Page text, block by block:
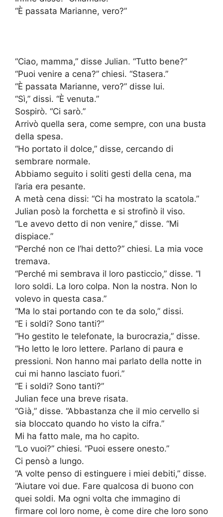
“È passata Marianne, vero?”
“Ciao, mamma,” disse Julian. “Tutto bene?”
“Puoi venire a cena?” chiesi. “Stasera.”
“È passata Marianne, vero?” disse lui.
“Sì,” dissi. “È venuta.”
Sospirò. “Ci sarò.”
Arrivò quella sera, come sempre, con una busta
della spesa.
“Ho portato il dolce,” disse, cercando di
sembrare normale.
Abbiamo seguito i soliti gesti della cena, ma
l’aria era pesante.
A metà cena dissi: “Ci ha mostrato la scatola.”
Julian posò la forchetta e si strofinò il viso.
“Le avevo detto di non venire,” disse. “Mi
dispiace.”
“Perché non ce l’hai detto?” chiesi. La mia voce
tremava.
“Perché mi sembrava il loro pasticcio,” disse. “I
loro soldi. La loro colpa. Non la nostra. Non lo
volevo in questa casa.”
“Ma lo stai portando con te da solo,” dissi.
“E i soldi? Sono tanti?”
“Ho gestito le telefonate, la burocrazia,” disse.
“Ho letto le loro lettere. Parlano di paura e
pressioni. Non hanno mai parlato della notte in
cui mi hanno lasciato fuori.”
“E i soldi? Sono tanti?”
Julian fece una breve risata.
“Già,” disse. “Abbastanza che il mio cervello si
sia bloccato quando ho visto la cifra.”
Mi ha fatto male, ma ho capito.
“Lo vuoi?” chiesi. “Puoi essere onesto.”
Ci pensò a lungo.
“A volte penso di estinguere i miei debiti,” disse.
“Aiutare voi due. Fare qualcosa di buono con
quei soldi. Ma ogni volta che immagino di
firmare col loro nome, è come dire che loro sono